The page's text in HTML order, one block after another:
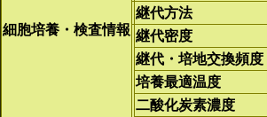
細胞培養・検査情報
継代方法
継代密度
継代・培地交換頻度
培養最適温度
二酸化炭素濃度